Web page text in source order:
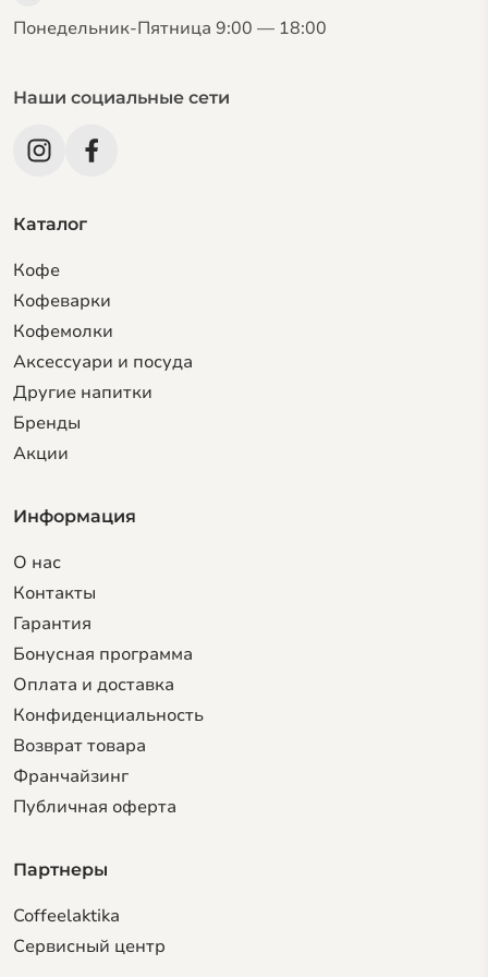
Понедельник-Пятница 9:00 — 18:00
Наши социальные сети
Каталог
Кофе
Кофеварки
Кофемолки
Аксессуари и посуда
Другие напитки
Бренды
Акции
Информация
О нас
Контакты
Гарантия
Бонусная программа
Оплата и доставка
Конфиденциальность
Возврат товара
Франчайзинг
Публичная оферта
Партнеры
Coffeelaktika
Сервисный центр